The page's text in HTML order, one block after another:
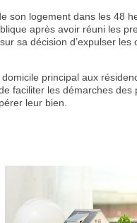
son logement dans les 48
après avoir réuni les
sa décision d’expulser les
principal aux
faciliter les démarches des
leur bien.